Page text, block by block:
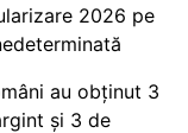
2026 pe
au obținut 3
și 3 de